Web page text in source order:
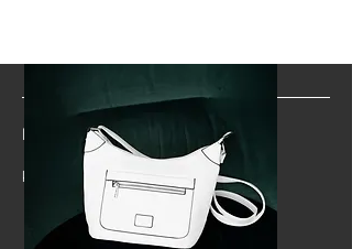
E-POST
kundeservice@bagfocus.no